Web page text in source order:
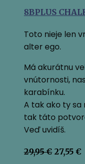
8BPLUS
Toto nieje len
alter ego.
Má akurátnu
vnútornosti,
karabínku.
A tak ako ty sa
tak táto
Veď uvidíš.
29,95€ Pôvodná
27,55 €